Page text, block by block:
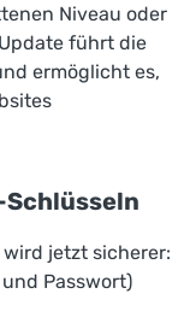
Niveau oder
führt die
ermöglicht es,
wird jetzt sicherer:
Passwort)